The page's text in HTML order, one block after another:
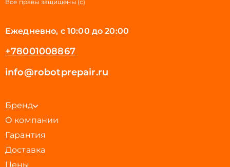
Все правы защищены (с)
Ежедневно, с 10:00 до 20:00
+78001008867
info@robotprepair.ru
Бренд
О компании
Гарантия
Доставка
Цены